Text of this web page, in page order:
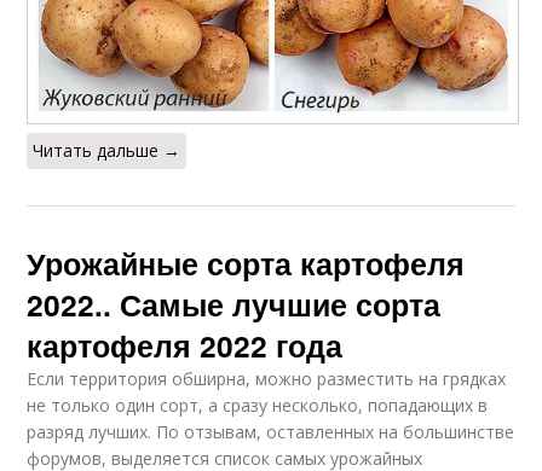
Читать дальше →
Урожайные сорта картофеля
2022.. Самые лучшие сорта
картофеля 2022 года
Если территория обширна, можно разместить на грядках
не только один сорт, а сразу несколько, попадающих в
разряд лучших. По отзывам, оставленных на большинстве
форумов, выделяется список самых урожайных